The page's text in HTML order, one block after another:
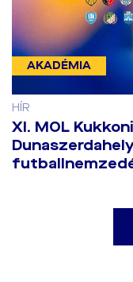
AKADÉMIA
HÍR
​XI. MOL